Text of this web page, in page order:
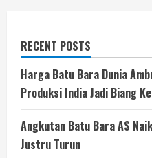
RECENT POSTS
Harga Batu Bara Dunia
Produksi India Jadi Biang
Angkutan Batu Bara AS
Justru Turun